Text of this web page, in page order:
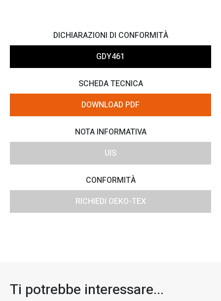
DICHIARAZIONI DI CONFORMITÀ
GDY461
SCHEDA TECNICA
DOWNLOAD PDF
NOTA INFORMATIVA
UIS
CONFORMITÀ
RICHIEDI OEKO-TEX
Ti potrebbe interessare...​